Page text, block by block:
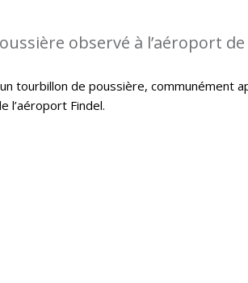
observé à l’aéroport de
tourbillon de poussière, communément
l’aéroport Findel.